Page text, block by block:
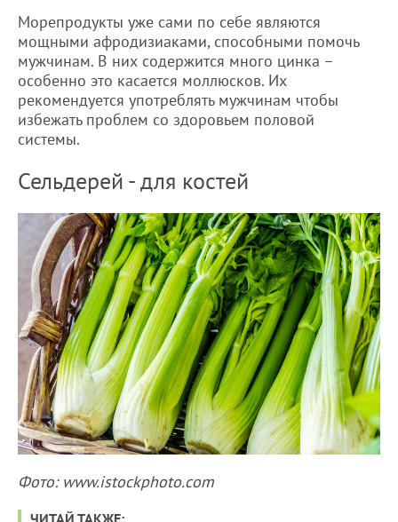
Морепродукты уже сами по себе являются
мощными афродизиаками, способными помочь
мужчинам. В них содержится много цинка –
особенно это касается моллюсков. Их
рекомендуется употреблять мужчинам чтобы
избежать проблем со здоровьем половой
системы.
Сельдерей - для костей
Фото: www.istockphoto.com
ЧИТАЙ ТАКЖЕ: